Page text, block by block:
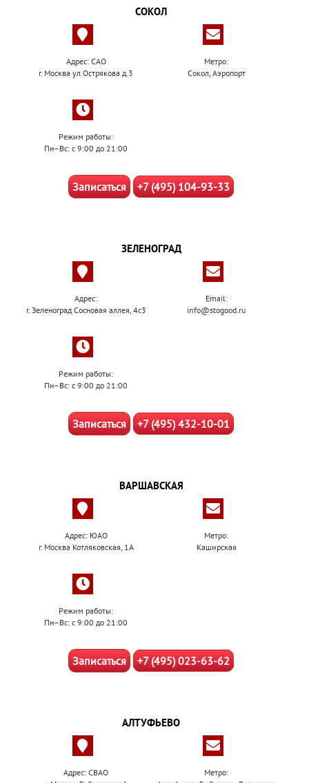
СОКОЛ
Адрес: САО
г. Москва ул.Острякова д.3
Метро:
Сокол, Аэропорт
Режим работы:
Пн–Вс: с 9:00 до 21:00
Записаться +7 (495) 104-93-33
ЗЕЛЕНОГРАД
Адрес:
г. Зеленоград Сосновая аллея, 4с3
Email:
info@stogood.ru
Режим работы:
Пн–Вс: с 9:00 до 21:00
Записаться +7 (495) 432-10-01
ВАРШАВСКАЯ
Адрес: ЮАО
г. Москва Котляковская, 1А
Метро:
Каширская
Режим работы:
Пн–Вс: с 9:00 до 21:00
Записаться +7 (495) 023-63-62
АЛТУФЬЕВО
Адрес: СВАО
Метро: